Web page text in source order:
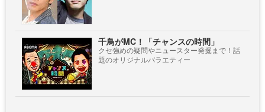
千鳥がMC！「チャンスの時間」
クセ強めの疑問やニュースター発掘まで！話
題のオリジナルバラエティー